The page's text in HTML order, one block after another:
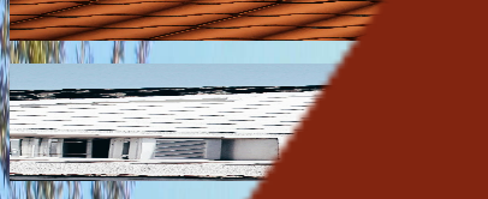
En savoir plus
Isolation de toiture et combles
Isolation thermique de vos combles perdus et
En savoir plus